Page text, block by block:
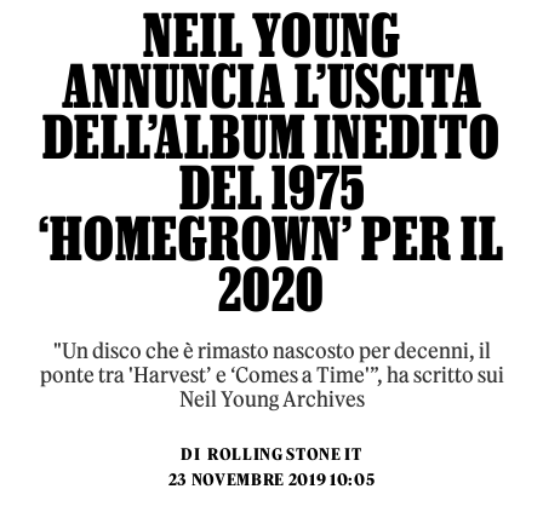
NEIL YOUNG
ANNUNCIA L’USCITA
DELL’ALBUM INEDITO
DEL 1975
‘HOMEGROWN’ PER IL
2020
"Un disco che è rimasto nascosto per decenni, il
ponte tra 'Harvest’ e ‘Comes a Time'”, ha scritto sui
Neil Young Archives
DI ROLLING STONE IT
23 NOVEMBRE 2019 10:05